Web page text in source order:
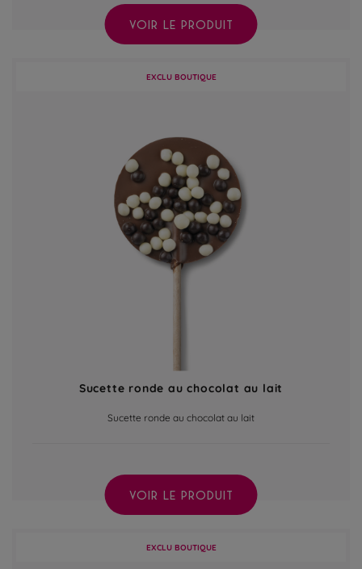
VOIR LE PRODUIT
EXCLU BOUTIQUE
Sucette ronde au chocolat au lait
Sucette ronde au chocolat au lait
VOIR LE PRODUIT
EXCLU BOUTIQUE